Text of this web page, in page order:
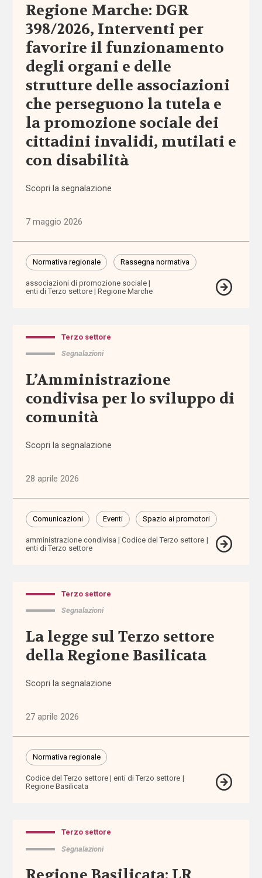
settore
(752)
Tutto
Sezioni
Comunicazioni
Dati e
Esperienze
Welforum
nazionale
Normativa
regionale
Rassegna
normativa
Spazio ai
promotori
i tag
scolastico
certificazione
accessibilità
accesso
accomodamenti
Regione Marche: DGR
398/2026, Interventi per
favorire il funzionamento
degli organi e delle
strutture delle associazioni
che perseguono la tutela e
la promozione sociale dei
cittadini invalidi, mutilati e
con disabilità
Scopri la segnalazione
7 maggio 2026
Normativa regionale Rassegna normativa
associazioni di promozione sociale
enti di Terzo settore
Regione Marche
Terzo settore
Segnalazioni
L’Amministrazione
condivisa per lo sviluppo di
comunità
Scopri la segnalazione
28 aprile 2026
Comunicazioni Eventi Spazio ai promotori
amministrazione condivisa
Codice del Terzo settore
enti di Terzo settore
Terzo settore
Segnalazioni
La legge sul Terzo settore
della Regione Basilicata
Scopri la segnalazione
27 aprile 2026
Normativa regionale
Codice del Terzo settore
enti di Terzo settore
Regione Basilicata
Terzo settore
Segnalazioni